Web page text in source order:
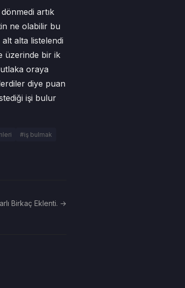
artık
ne olabilir bu
alta listelendi
üzerinde bir ik
oraya
diye puan
işi bulur
#iş bulmak
Birkaç Eklenti. →